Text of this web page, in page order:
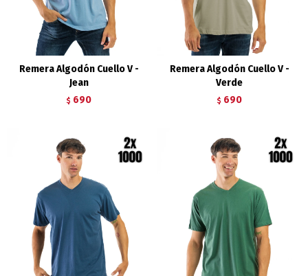
Remera Algodón Cuello V -
Jean
$ 690
Remera Algodón Cuello V -
Verde
$ 690